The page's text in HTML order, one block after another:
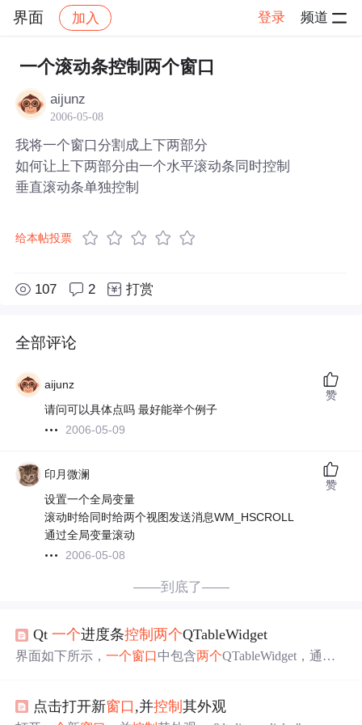
界面 加入 登录 频道
社区 界面 帖子详情
一个滚动条控制两个窗口
aijunz
2006-05-08
我将一个窗口分割成上下两部分
如何让上下两部分由一个水平滚动条同时控制
垂直滚动条单独控制
给本帖投票
107 2 打赏
全部评论
aijunz
请问可以具体点吗 最好能举个例子
2006-05-09
赞
印月微澜
设置一个全局变量
滚动时给同时给两个视图发送消息WM_HSCROLL
通过全局变量滚动
2006-05-08
赞
——到底了——
Qt一个进度条控制两个QTableWidget
界面如下所示，一个窗口中包含两个QTableWidget，通过
de &lt;QMainWindow&gt; #include &lt;QScrollBar&gt; #includ
点击打开新窗口 ,并控制其外观